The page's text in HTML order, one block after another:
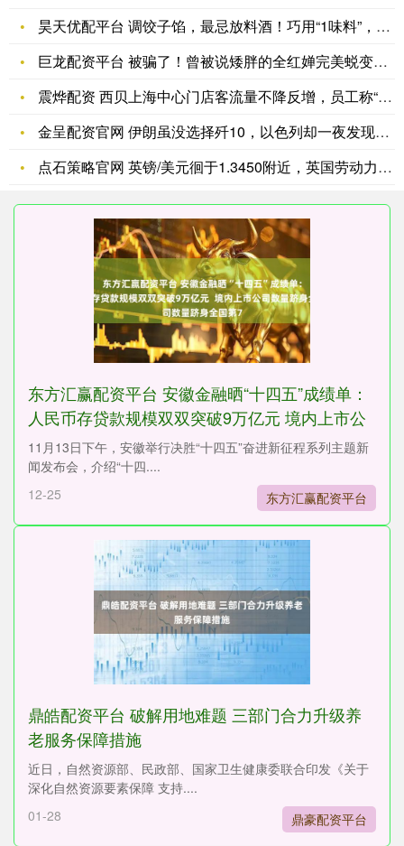
昊天优配平台 调饺子馅，最忌放料酒！巧用“1味料”，馅料鲜香
巨龙配资平台 被骗了！曾被说矮胖的全红婵完美蜕变，鲜活通透活
震烨配资 西贝上海中心门店客流量不降反增，员工称“今天使用的
金呈配资官网 伊朗虽没选择歼10，以色列却一夜发现：遭红旗9
点石策略官网 英镑/美元徊于1.3450附近，英国劳动力市场
东方汇赢配资平台 安徽金融晒“十四五”成绩单：
人民币存贷款规模双双突破9万亿元 境内上市公
司数量跻身全国第7
11月13日下午，安徽举行决胜“十四五”奋进新征程系列主题新
闻发布会，介绍“十四....
12-25
东方汇赢配资平台
鼎皓配资平台 破解用地难题 三部门合力升级养
老服务保障措施
近日，自然资源部、民政部、国家卫生健康委联合印发《关于
深化自然资源要素保障 支持....
01-28
鼎豪配资平台